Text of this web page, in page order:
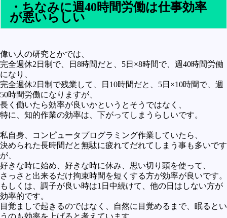
・ちなみに週40時間労働は仕事効率
が悪いらしい
偉い人の研究とかでは、
完全週休2日制で、日8時間だと、5日×8時間で、週40時間労働
になり、
完全週休2日制で残業して、日10時間だと、5日×10時間で、週
50時間労働になりますが、
長く働いたら効率が良いかというとそうではなく、
特に、知的作業の効率は、下がってしまうらしいです。
私自身、コンピュータプログラミング作業していたら、
決められた長時間だと無駄に疲れてだれてしまう事も多いです
が、
好きな時に始め、好きな時に休み、思い切り頭を使って、
さっさと出来るだけ拘束時間を短くする方が効率が良いです。
もしくは、調子が良い時は1日中続けて、他の日はしない方が
効率的です。
目覚ましで起きるのではなく、自然に目覚めるまで、眠るとい
うのも効率を上げると考えています。